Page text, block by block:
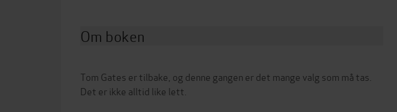
Om boken
Tom Gates er tilbake, og denne gangen er det mange valg som må tas.
Det er ikke alltid like lett.